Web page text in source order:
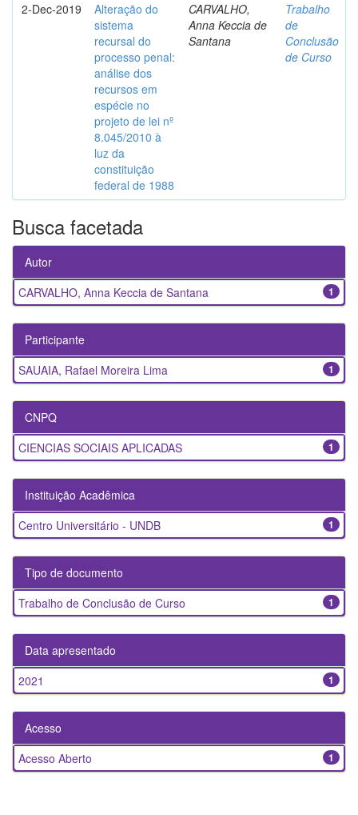
2-Dec-2019
Alteração do
sistema
recursal do
processo penal:
análise dos
recursos em
espécie no
projeto de lei nº
8.045/2010 à
luz da
constituição
federal de 1988
CARVALHO,
Anna Keccia de
Santana
Trabalho
de
Conclusão
de Curso
Busca facetada
Autor
1
CARVALHO, Anna Keccia de Santana
Participante
1
SAUAIA, Rafael Moreira Lima
CNPQ
1
CIENCIAS SOCIAIS APLICADAS
Instituição Acadêmica
1
Centro Universitário - UNDB
Tipo de documento
1
Trabalho de Conclusão de Curso
Data apresentado
1
2021
Acesso
1
Acesso Aberto